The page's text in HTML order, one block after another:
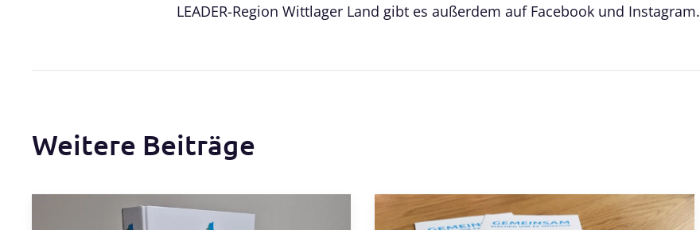
LEADER-Region Wittlager Land gibt es außerdem auf Facebook und Instagram.
Weitere Beiträge